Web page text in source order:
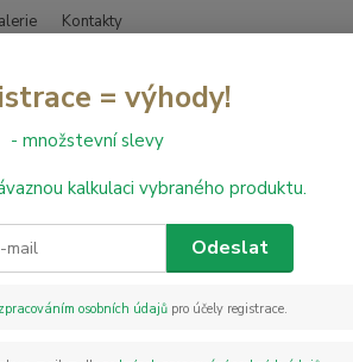
Kontakty
Hledat
lišta Döllken Q SLK 60 - 2136
Q SLK 60 -
= výhody!
- množstevní slevy
kalkulaci vybraného produktu.
Odeslat
zpracováním osobních údajůpro účely registrace.